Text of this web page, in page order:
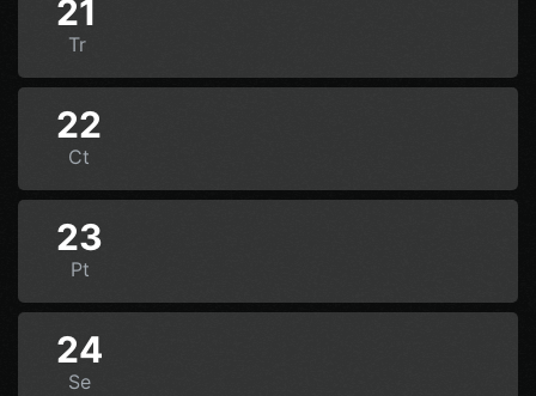
21
Tr
22
Ct
23
Pt
24
Se